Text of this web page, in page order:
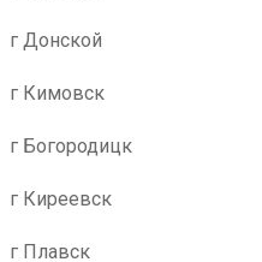
г Донской
г Кимовск
г Богородицк
г Киреевск
г Плавск